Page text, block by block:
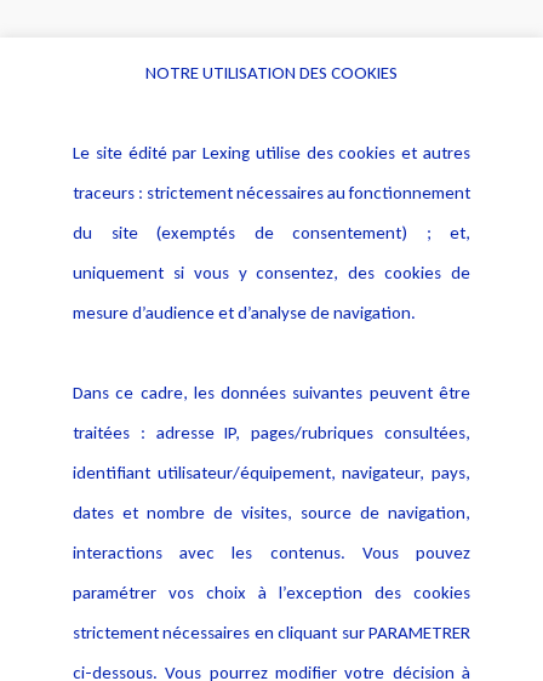
Alerte professionnelle
Déclaration d'accessibilité
Notice Légale
Politique de protection des
données
Publications
NOTRE UTILISATION DES COOKIES
Le site édité par Lexing utilise des cookies et autres
traceurs : strictement nécessaires au fonctionnement
du site (exemptés de consentement) ; et,
uniquement si vous y consentez, des cookies de
mesure d’audience et d’analyse de navigation.
Dans ce cadre, les données suivantes peuvent être
traitées : adresse IP, pages/rubriques consultées,
identifiant utilisateur/équipement, navigateur, pays,
dates et nombre de visites, source de navigation,
interactions avec les contenus. Vous pouvez
paramétrer vos choix à l’exception des cookies
strictement nécessaires en cliquant sur PARAMETRER
ci-dessous. Vous pourrez modifier votre décision à